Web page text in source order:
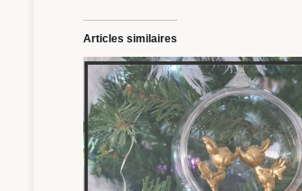
Articles similaires